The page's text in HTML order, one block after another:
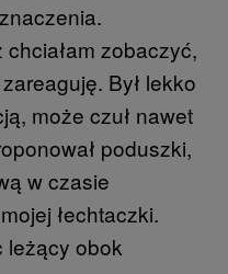
zobaczyć,
Był lekko
może czuł nawet
poduszki,
w czasie
łechtaczki.
leżący obok